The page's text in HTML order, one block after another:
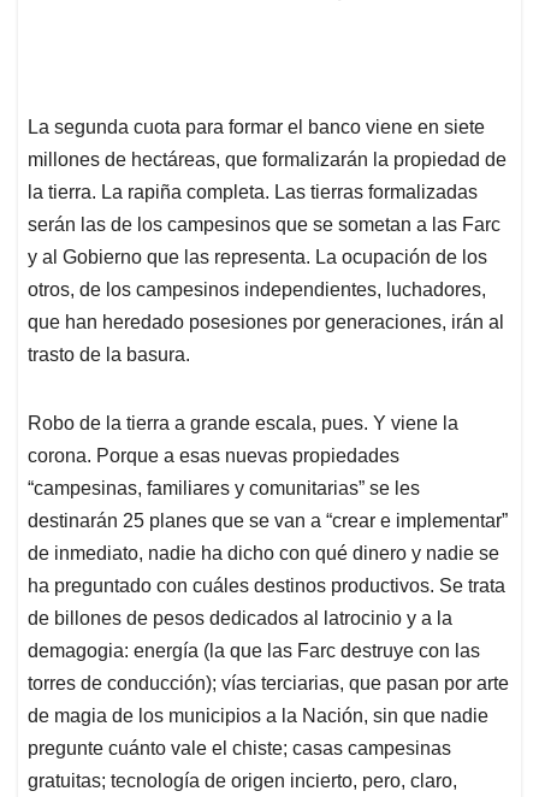
La segunda cuota para formar el banco viene en siete
millones de hectáreas, que formalizarán la propiedad de
la tierra. La rapiña completa. Las tierras formalizadas
serán las de los campesinos que se sometan a las Farc
y al Gobierno que las representa. La ocupación de los
otros, de los campesinos independientes, luchadores,
que han heredado posesiones por generaciones, irán al
trasto de la basura.
Robo de la tierra a grande escala, pues. Y viene la
corona. Porque a esas nuevas propiedades
“campesinas, familiares y comunitarias” se les
destinarán 25 planes que se van a “crear e implementar”
de inmediato, nadie ha dicho con qué dinero y nadie se
ha preguntado con cuáles destinos productivos. Se trata
de billones de pesos dedicados al latrocinio y a la
demagogia: energía (la que las Farc destruye con las
torres de conducción); vías terciarias, que pasan por arte
de magia de los municipios a la Nación, sin que nadie
pregunte cuánto vale el chiste; casas campesinas
gratuitas; tecnología de origen incierto, pero, claro,